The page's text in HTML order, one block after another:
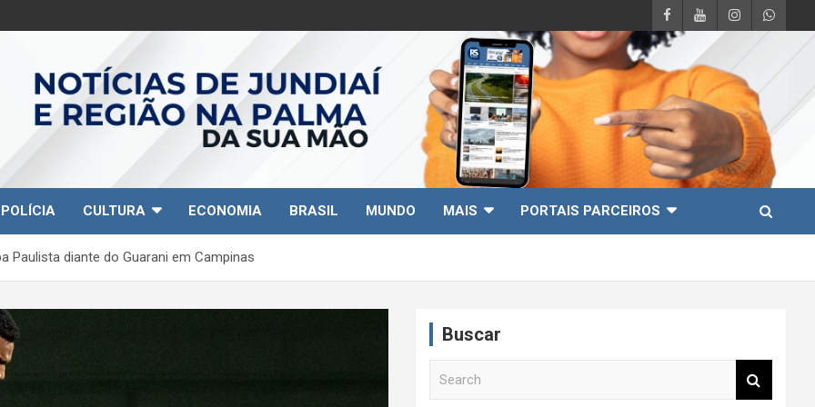
POLÍCIA CULTURA ECONOMIA BRASIL MUNDO MAIS PORTAIS PARCEIROS
Paulista diante do Guarani em Campinas
Buscar